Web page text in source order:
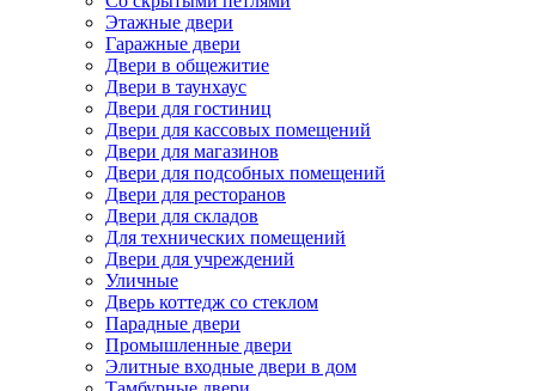
Этажные двери
Гаражные двери
Двери в общежитие
Двери в таунхаус
Двери для гостиниц
Двери для кассовых помещений
Двери для магазинов
Двери для подсобных помещений
Двери для ресторанов
Двери для складов
Для технических помещений
Двери для учреждений
Уличные
Дверь коттедж со стеклом
Парадные двери
Промышленные двери
Элитные входные двери в дом